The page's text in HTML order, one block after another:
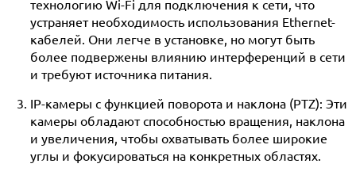
технологию Wi-Fi для подключения к сети, что
устраняет необходимость использования Ethernet-
кабелей. Они легче в установке, но могут быть
более подвержены влиянию интерференций в сети
и требуют источника питания.
IP-камеры с функцией поворота и наклона (PTZ): Эти
камеры обладают способностью вращения, наклона
и увеличения, чтобы охватывать более широкие
углы и фокусироваться на конкретных областях.